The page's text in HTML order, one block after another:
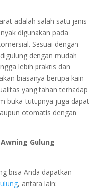
adalah salah satu jenis
digunakan pada
Sesuai dengan
dengan mudah
lebih praktis dan
biasanya berupa kain
yang tahan terhadap
buka-tutupnya juga dapat
otomatis dengan
Gulung
bisa Anda dapatkan
, antara lain: